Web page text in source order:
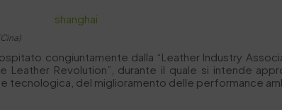
congiuntamente dalla “Leather Industry
Leather Revolution”, durante il quale si intende
tecnologica, del miglioramento delle performance